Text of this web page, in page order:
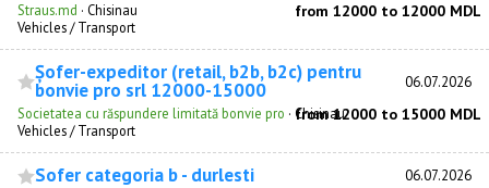
Straus.md · Chisinau from 12000 to 12000 MDL
Vehicles / Transport
Șofer-expeditor (retail, b2b, b2c) pentru
bonvie pro srl 12000-15000 06.07.2026
Societatea cu răspundere limitată bonvie pro · Chisinau
from 12000 to 15000 MDL
Vehicles / Transport
Sofer categoria b - durlesti 06.07.2026